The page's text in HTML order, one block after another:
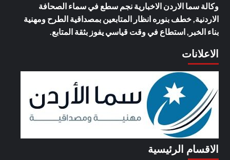
وكالة سما الاردن الاخباريةنجم سطع في سماء الصحافة
الاردنية, خطف بنوره انظار المتابعين بمصداقية الطرح ومهنية
بناء الخبر, استطاع في وقت قياسي يفوز بثقة المتابع.
الاعلانات
الاقسام الرئيسية